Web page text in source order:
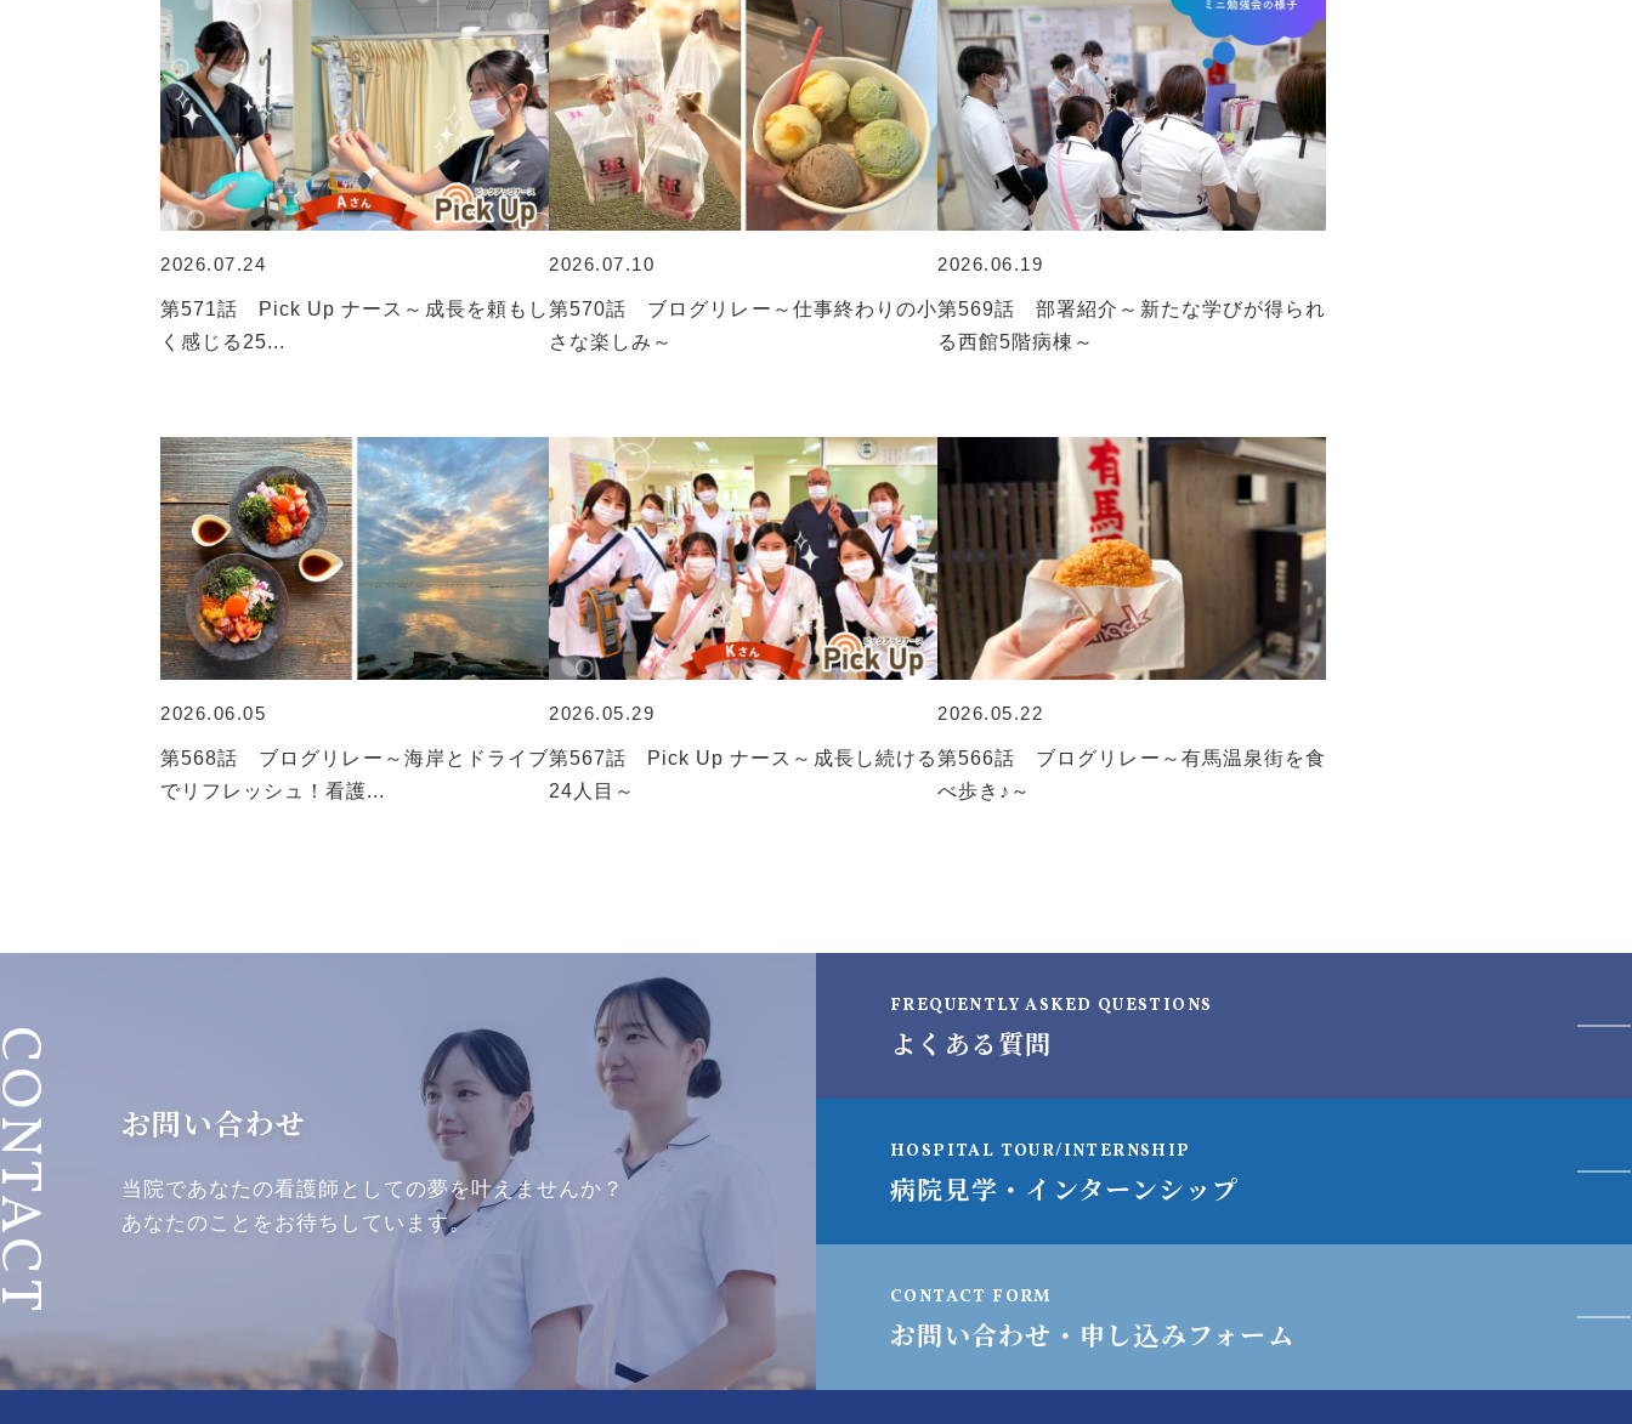
2026.07.24
第571話 Pick Up ナース～成長を頼もし
く感じる25...
2026.07.10
第570話 ブログリレー～仕事終わりの小
さな楽しみ～
2026.06.19
第569話 部署紹介～新たな学びが得られ
る西館5階病棟～
2026.06.05
第568話 ブログリレー～海岸とドライブ
でリフレッシュ！看護...
2026.05.29
第567話 Pick Up ナース～成長し続ける
24人目～
2026.05.22
第566話 ブログリレー～有馬温泉街を食
べ歩き♪～
お問い合わせ
当院であなたの看護師としての夢を叶えませんか？
あなたのことをお待ちしています。
FREQUENTLY ASKED QUESTIONS
よくある質問
HOSPITAL TOUR/INTERNSHIP
病院見学・インターンシップ
CONTACT FORM
お問い合わせ・申し込みフォーム